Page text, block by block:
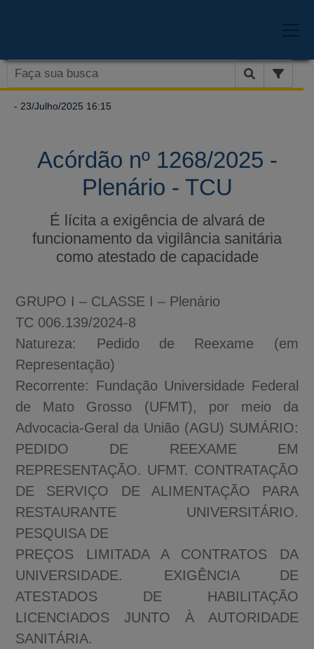
- 23/Julho/2025 16:15
Acórdão nº 1268/2025 -
Plenário - TCU
É lícita a exigência de alvará de
funcionamento da vigilância sanitária
como atestado de capacidade
GRUPO I – CLASSE I – Plenário
TC 006.139/2024-8
Natureza: Pedido de Reexame (em
Representação)
Recorrente: Fundação Universidade Federal
de Mato Grosso (UFMT), por meio da
Advocacia-Geral da União (AGU) SUMÁRIO:
PEDIDO DE REEXAME EM
REPRESENTAÇÃO. UFMT. CONTRATAÇÃO
DE SERVIÇO DE ALIMENTAÇÃO PARA
RESTAURANTE UNIVERSITÁRIO.
PESQUISA DE
PREÇOS LIMITADA A CONTRATOS DA
UNIVERSIDADE. EXIGÊNCIA DE
ATESTADOS DE HABILITAÇÃO
LICENCIADOS JUNTO À AUTORIDADE
SANITÁRIA.